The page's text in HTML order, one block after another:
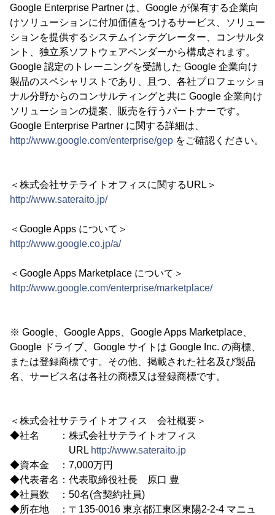
Google Enterprise Partner は、Google が保有する企業向
けソリューションに付加価値をつけるサービス、ソリュー
ションを提供するシステムインテグレーター、コンサルタ
ント、独立系ソフトウェアベンダーから構成されます。
Google 認定のトレーニングを受講した Google 企業向け
製品のスペシャリストであり、且つ、各社プロフェッショ
ナル分野からのコンサルティングと共に Google 企業向け
ソリューションの提案、販売を行うパートナーです。
Google Enterprise Partner に関する詳細は、
http://www.google.com/enterprise/gep をご確認ください。
＜株式会社サテライトオフィスに関するURL＞
http://www.sateraito.jp/
＜Google Apps について＞
http://www.google.co.jp/a/
＜Google Apps Marketplace について＞
http://www.google.com/enterprise/marketplace/
※ Google、Google Apps、Google Apps Marketplace、
Google ドライブ、Google サイトは Google Inc. の商標、
または登録商標です。その他、掲載された社名及び製品
名、サービス名は各社の商標又は登録商標です。
＜株式会社サテライトオフィス 会社概要＞
◆社名 ：株式会社サテライトオフィス
URL http://www.sateraito.jp
◆資本金 ：7,000万円
◆代表者名：代表取締役社長 原口 豊
◆社員数 ：50名(含契約社員)
◆所在地 ：〒135-0016 東京都江東区東陽2-2-4 マニュ